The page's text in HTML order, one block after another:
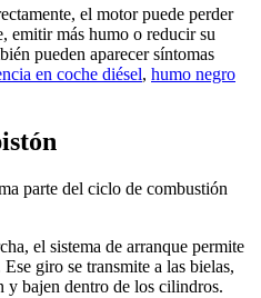
el motor puede perder
emitir más humo o reducir su
pueden aparecer síntomas
en coche diésel, humo negro
parte del ciclo de combustión
el sistema de arranque permite
giro se transmite a las bielas,
y bajen dentro de los cilindros.